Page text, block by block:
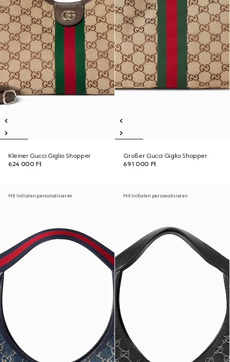
Kleiner Gucci Giglio Shopper
624 000 Ft
Großer Gucci Giglio Shopper
691 000 Ft
Mit Initialen personalisieren Mit Initialen personalisieren